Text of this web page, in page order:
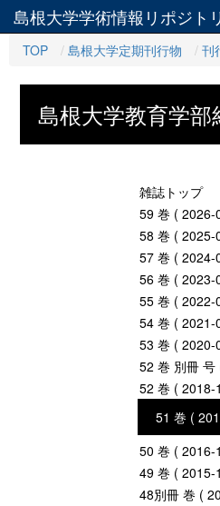
島根大学学術情報リポジト
TOP
島根大学定期刊行物 刊
島根大学教育学部
雑誌トップ
59 巻 ( 2026-
58 巻 ( 2025-
57 巻 ( 2024-
56 巻 ( 2023-
55 巻 ( 2022-
54 巻 ( 2021-
53 巻 ( 2020-
52 巻 別冊
52 巻 ( 2018-
51 巻 (
50 巻 ( 2016-
49 巻 ( 2015-
48別冊 巻 (